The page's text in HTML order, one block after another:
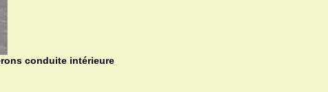
conduite intérieure